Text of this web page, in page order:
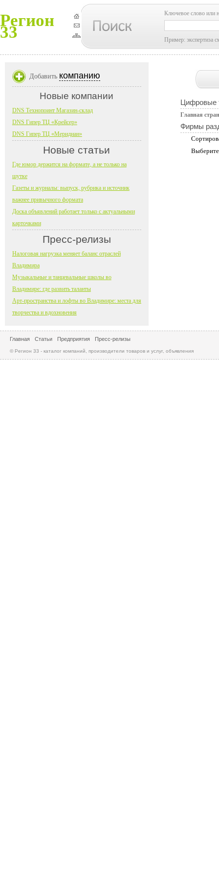
Регион
33
Ключевое слово или
Пример: экспертиза
Цифровые
Главная
Фирмы
Добавить компанию
Новые компании
DNS Технопоинт Магазин-склад
DNS Гипер ТЦ «Крейсер»
DNS Гипер ТЦ «Меридиан»
Новые статьи
Где юмор держится на формате, а не только на
шутке
Газеты и журналы: выпуск, рубрика и источник
важнее привычного формата
Доска объявлений работает только с актуальными
карточками
Пресс-релизы
Налоговая нагрузка меняет баланс отраслей
Владимира
Музыкальные и танцевальные школы во
Владимире: где развить таланты
Арт-пространства и лофты во Владимире: места для
творчества и вдохновения
Главная Статьи Предприятия Пресс-релизы
© Регион 33 - каталог компаний, производители товаров и услуг, объявления